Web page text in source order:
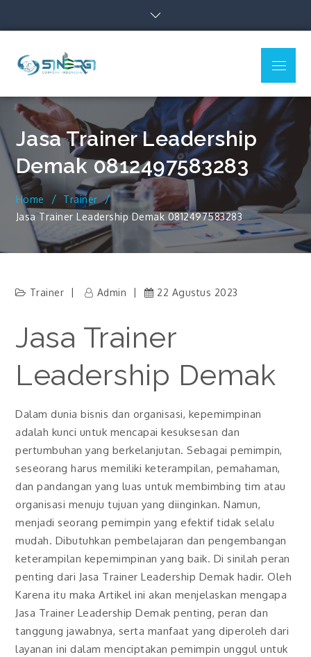
Indonesia
Menu
Jasa Trainer Leadership
Demak 0812497583283
Home
Trainer
Jasa Trainer Leadership Demak 0812497583283
Trainer Admin 22 Agustus 2023
Jasa Trainer
Leadership Demak
Dalam dunia bisnis dan organisasi, kepemimpinan
adalah kunci untuk mencapai kesuksesan dan
pertumbuhan yang berkelanjutan. Sebagai pemimpin,
seseorang harus memiliki keterampilan, pemahaman,
dan pandangan yang luas untuk membimbing tim atau
organisasi menuju tujuan yang diinginkan. Namun,
menjadi seorang pemimpin yang efektif tidak selalu
mudah. Dibutuhkan pembelajaran dan pengembangan
keterampilan kepemimpinan yang baik. Di sinilah peran
penting dari Jasa Trainer Leadership Demak hadir. Oleh
Karena itu maka Artikel ini akan menjelaskan mengapa
Jasa Trainer Leadership Demak penting, peran dan
tanggung jawabnya, serta manfaat yang diperoleh dari
layanan ini dalam menciptakan pemimpin unggul untuk